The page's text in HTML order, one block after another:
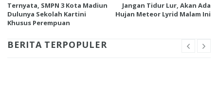
Ternyata, SMPN 3 Kota Madiun
Dulunya Sekolah Kartini
Khusus Perempuan
Jangan Tidur Lur, Akan Ada
Hujan Meteor Lyrid Malam Ini
BERITA TERPOPULER